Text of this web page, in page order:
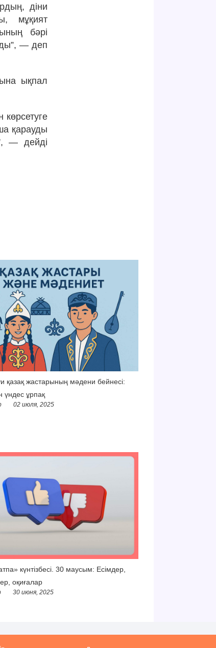
діни
мұқият
бәрі
— деп
ықпал
көрсетуге
қарауды
— дейді
қазақ жастарының мәдени бейнесі:
үндес ұрпақ
02 июля, 2025
күнтізбесі. 30 маусым: Есімдер,
оқиғалар
30 июня, 2025